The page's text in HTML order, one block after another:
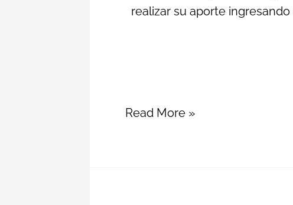
realizar su aporte ingresando
Read More »